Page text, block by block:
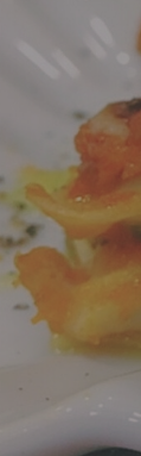
senza